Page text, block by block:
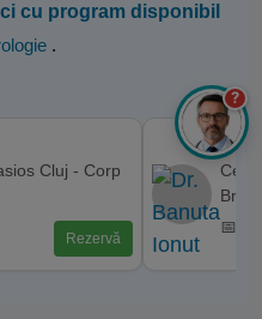
cu program disponibil
.
Cluj - Corp
Rezervă
Dr.
📅
?